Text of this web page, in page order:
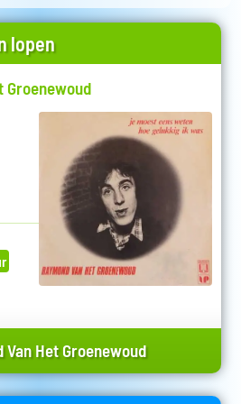
lopen
Groenewoud
Van Het Groenewoud